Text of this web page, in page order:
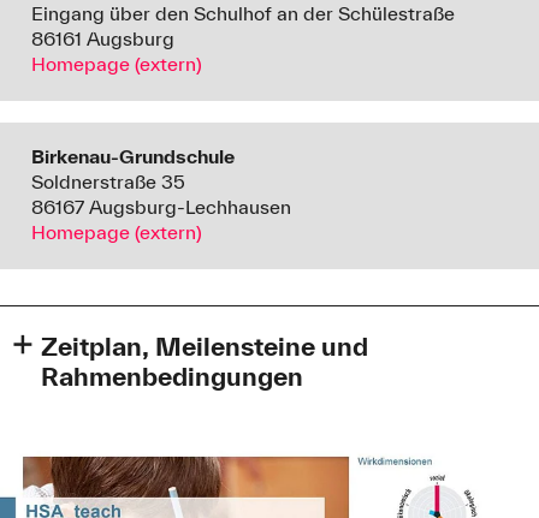
Eingang über den Schulhof an der Schülestraße
86161 Augsburg
Homepage (extern)
Birkenau-Grundschule
Soldnerstraße 35
86167 Augsburg-Lechhausen
Homepage (extern)
Zeitplan, Meilensteine und
Rahmenbedingungen
Innovationspreis Transfer